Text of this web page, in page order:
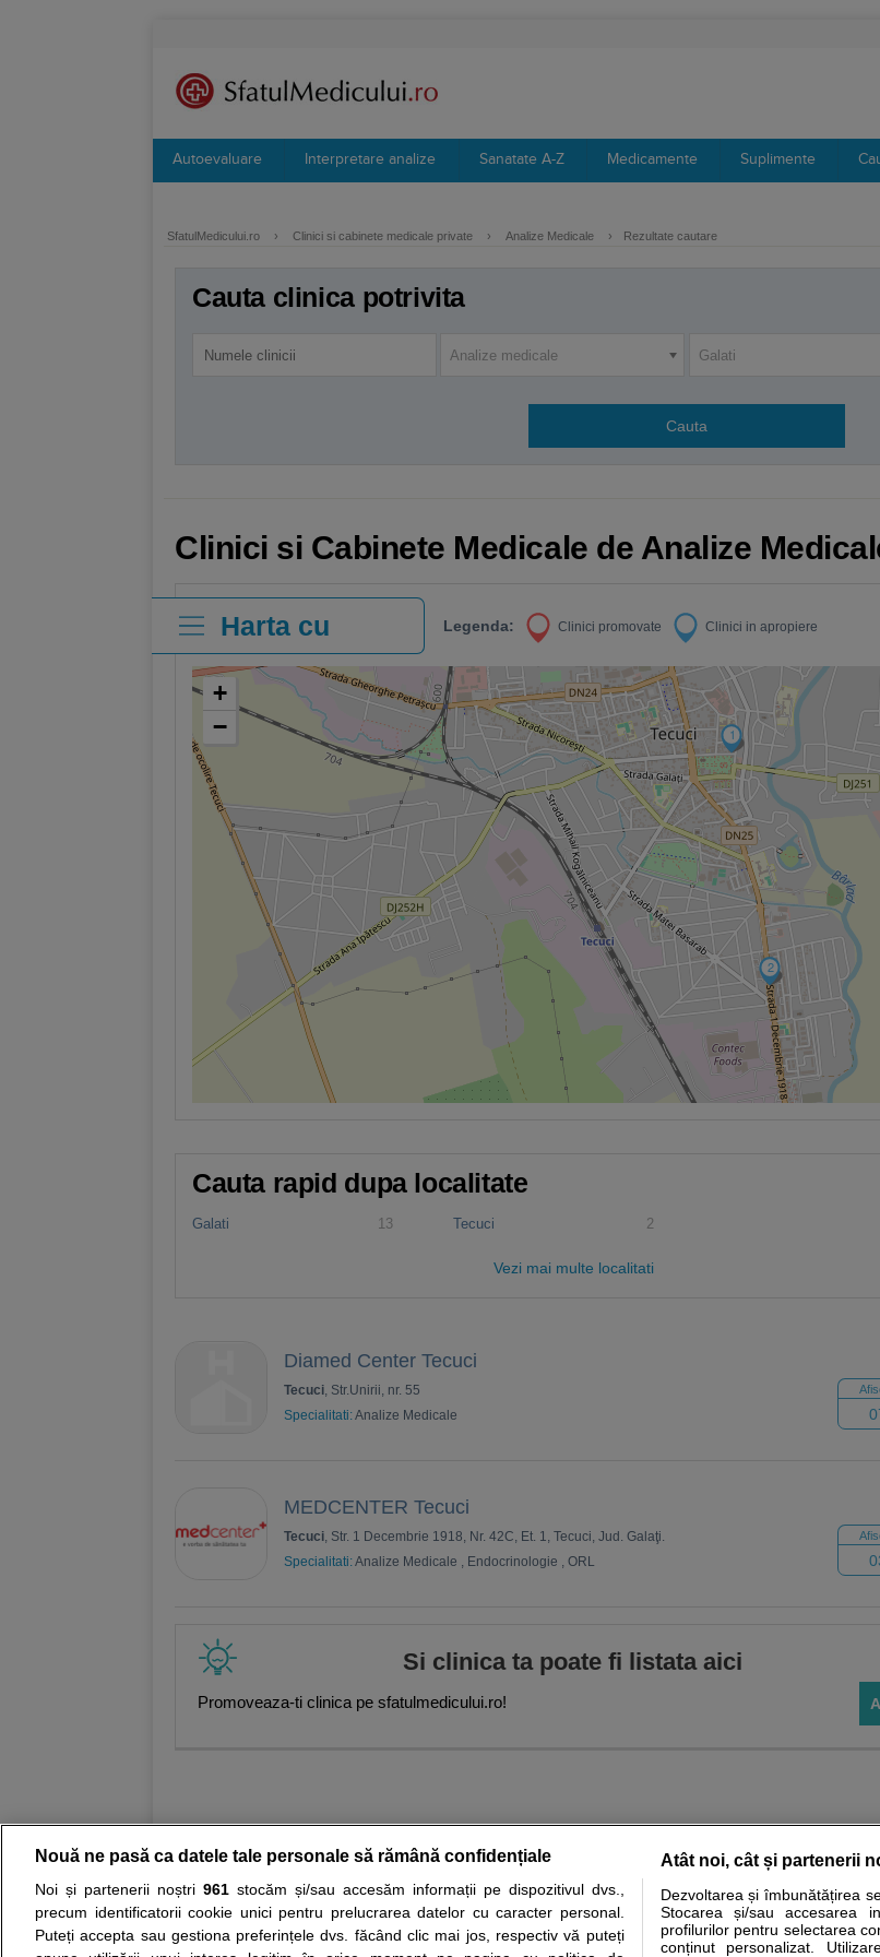
Autoevaluare Interpretare analize Sanatate A-Z Medicamente Suplimente
SfatulMedicului.ro › Clinici si cabinete medicale private › Analize Medicale › Rezultate cautare
Cauta clinica potrivita
Analize medicale Galati
Clinici si Cabinete Medicale de Analize
Harta cu
clinici
Legenda: Clinici promovate Clinici in apropiere
1
2
+
−
Cauta rapid dupa localitate
Galati 13 Tecuci 2
Vezi mai multe localitati
Diamed Center Tecuci
Tecuci, Str.Unirii, nr. 55
Specialitati:Analize Medicale
MEDCENTER Tecuci
Tecuci, Str. 1 Decembrie 1918, Nr. 42C, Et. 1, Tecuci, Jud. Galaţi.
Specialitati:Analize Medicale , Endocrinologie , ORL
Si clinica ta poate fi listata aici
Promoveaza-ti clinica pe sfatulmedicului.ro!
Resurse: Autoevaluare simptome Interpretare analize Specialitati medicale Boli si afectiuni
Opiniile avizate ale medicilor, sfaturile si orice alte informatii despre sanatate disponibile pe sfatulmedicului.ro au
Nouă ne pasă ca datele tale personale să rămână confidențiale
Noi și partenerii noștri 961stocăm și/sau accesăm informații pe dispozitivul dvs.,
precum identificatorii cookie unici pentru prelucrarea datelor cu caracter personal.
Puteți accepta sau gestiona preferințele dvs. făcând clic mai jos, respectiv vă puteți
Atât noi, cât și partenerii
Dezvoltarea și îmbunătățirea
Stocarea și/sau accesarea
profilurilor pentru selectarea
conținut personalizat.